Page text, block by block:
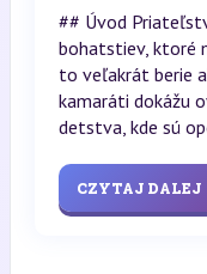
## Úvod
bohatstiev, ktoré
to veľakrát berie
kamaráti dokážu
detstva, kde sú
CZYTAJ DALEJ